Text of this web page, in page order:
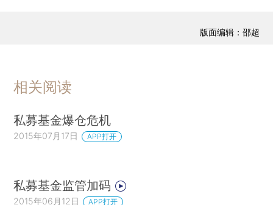
版面编辑：邵超
相关阅读
私募基金爆仓危机
2015年07月17日 APP打开
私募基金监管加码
2015年06月12日 APP打开